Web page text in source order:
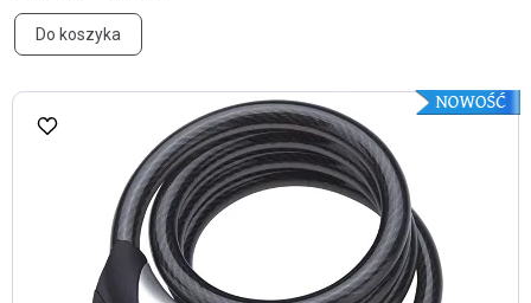
Do koszyka